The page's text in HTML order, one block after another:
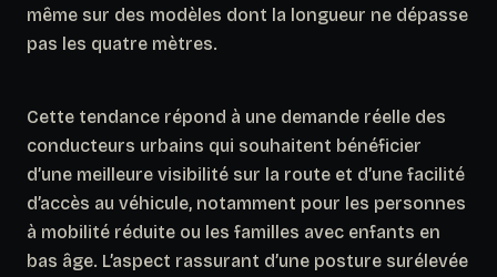
même sur des modèles dont la longueur ne dépasse
pas les quatre mètres.
Cette tendance répond à une demande réelle des
conducteurs urbains qui souhaitent bénéficier
d’une meilleure visibilité sur la route et d’une facilité
d’accès au véhicule, notamment pour les personnes
à mobilité réduite ou les familles avec enfants en
bas âge. L’aspect rassurant d’une posture surélevée